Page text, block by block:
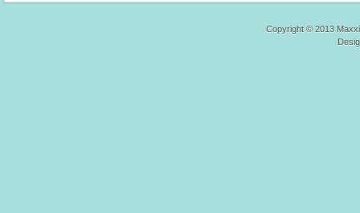
Copyright © 2013